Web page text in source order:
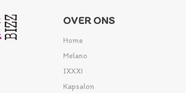
OVER ONS
Home
Melano
IXXXI
Kapsalon